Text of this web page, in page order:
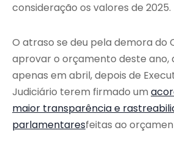
consideração os valores de 2025.
O atraso se deu pela demora do
aprovar o orçamento deste ano,
apenas em abril, depois de
Judiciário terem firmado um
maior transparência e
parlamentaresfeitas ao